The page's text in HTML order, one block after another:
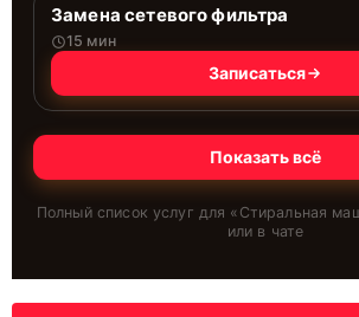
Замена сетевого фильтра
15 мин
Записаться
Показать всё
Полный список услуг для « Стиральная
или в чате